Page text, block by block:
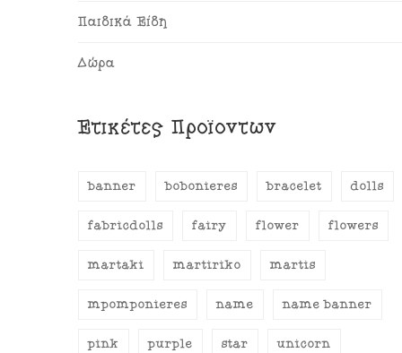
Παιδικά Είδη
Δώρα
Ετικέτες Προϊόντων
banner bobonieres bracelet dolls
fabricdolls fairy flower flowers
martaki martiriko martis
mpomponieres name name banner
pink purple star unicorn